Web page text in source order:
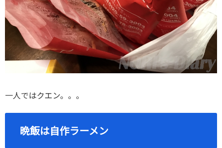
一人ではクエン。。。
晩飯は自作ラーメン